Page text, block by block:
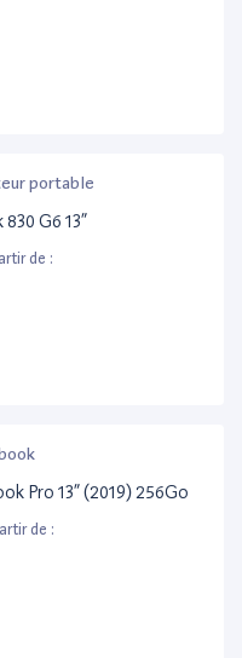
portable
G6 13”
de :
Pro 13” (2019) 256Go
de :